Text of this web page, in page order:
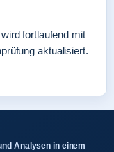
fortlaufend mit
aktualisiert.
Analysen in einem